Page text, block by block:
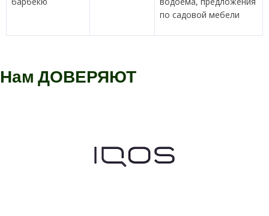
по садовой мебели
Нам ДОВЕРЯЮТ